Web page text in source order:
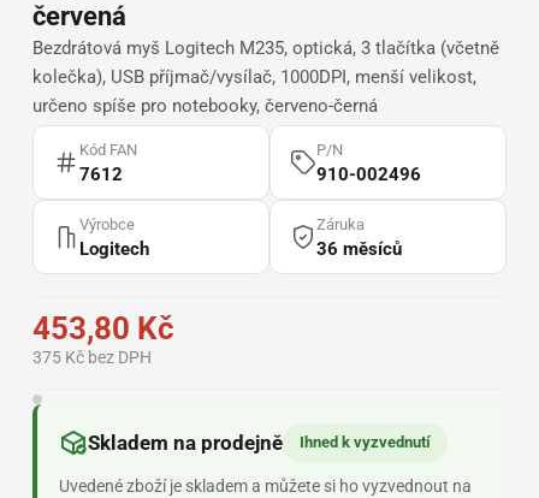
červená
Bezdrátová myš Logitech M235, optická, 3 tlačítka (včetně
kolečka), USB příjmač/vysílač, 1000DPI, menší velikost,
určeno spíše pro notebooky, červeno-černá
Kód FAN
7612
P/N
910-002496
Výrobce
Logitech
Záruka
36 měsíců
453,80 Kč
375 Kč bez DPH
Skladem na prodejně Ihned k vyzvednutí
Uvedené zboží je skladem a můžete si ho vyzvednout na